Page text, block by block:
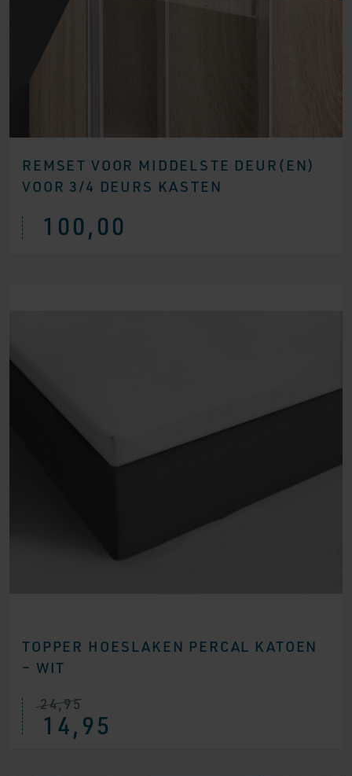
REMSET VOOR MIDDELSTE DEUR(EN)
VOOR 3/4 DEURS KASTEN
100,00
TOPPER HOESLAKEN PERCAL KATOEN
– WIT
24,95
14,95